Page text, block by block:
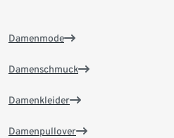
Damenmode
Damenschmuck
Damenkleider
Damenpullover